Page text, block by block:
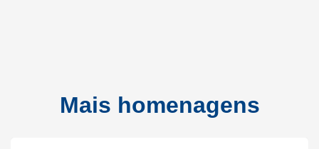
Mais homenagens